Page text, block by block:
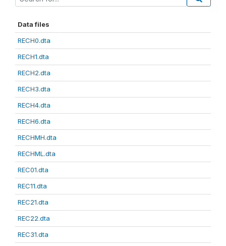
Data files
RECH0.dta
RECH1.dta
RECH2.dta
RECH3.dta
RECH4.dta
RECH6.dta
RECHMH.dta
RECHML.dta
REC01.dta
REC11.dta
REC21.dta
REC22.dta
REC31.dta